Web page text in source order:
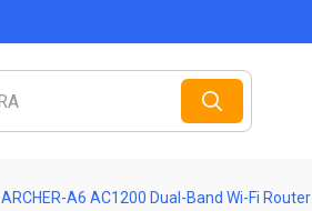
ARCHER-A6 AC1200 Dual-Band Wi-Fi Router